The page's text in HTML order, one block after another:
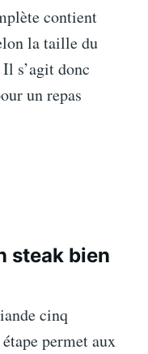
contient
la taille du
s’agit donc
un repas
steak bien
cinq
permet aux